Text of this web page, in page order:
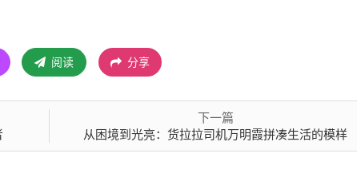
阅读 分享
下一篇
从困境到光亮：货拉拉司机万明霞拼凑生活的模样